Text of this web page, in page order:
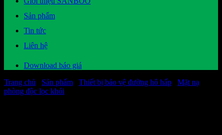
Sản phẩm
Tin tức
Liên hệ
Download báo giá
Trang chủ
Sản phẩm Thiết bị bảo vệ đường hô hấp
Mặt nạ
phòng độc lọc khói